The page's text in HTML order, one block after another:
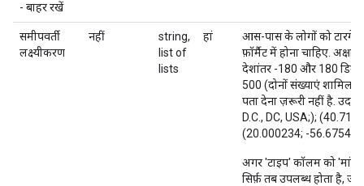
- बाहर रखें
समीपवर्ती
लक्ष्यीकरण
नहीं
string,
list of
lists
हां
आस-पास के लोगों को टारगेट
फ़ॉर्मैट में होना चाहिए.
देशांतर -180 और 180 डिग्री
500 (दोनों संख्याएं शामिल
पता देना ज़रूरी नहीं है.
D.C., DC, USA;);
(20.000234; -
अगर 'टाइप' कॉलम को 'मांग
सिर्फ़ तब उपलब्ध होता है,